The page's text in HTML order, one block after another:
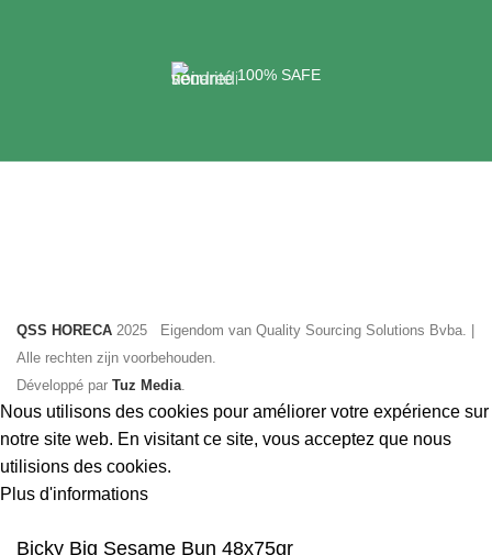
100% SAFE
QSS HORECA 2025 Eigendom van Quality Sourcing Solutions Bvba. |
Alle rechten zijn voorbehouden.
Développé par Tuz Media
Nous utilisons des cookies pour améliorer votre expérience sur
notre site web. En visitant ce site, vous acceptez que nous
utilisions des cookies.
Plus d'informations
Bicky Big Sesame Bun 48x75gr